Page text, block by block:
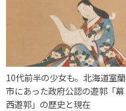
10代前半の少女も。北海道室蘭
市にあった政府公認の遊郭「幕
西遊郭」の歴史と現在